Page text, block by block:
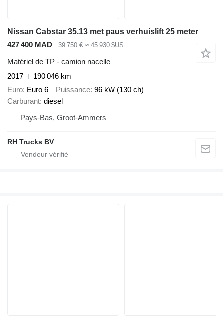
Nissan Cabstar 35.13 met paus verhuislift 25 meter
427 400 MAD
39 750 € ≈ 45 930 $US
Matériel de TP - camion nacelle
2017
190 046 km
Euro Euro 6 Puissance 96 kW (130 ch)
Carburant diesel
Pays-Bas, Groot-Ammers
RH Trucks BV